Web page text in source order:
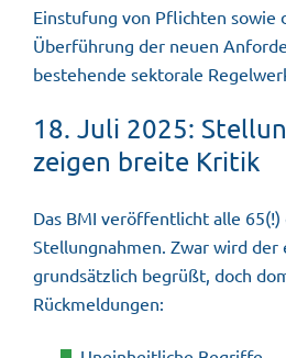
Einstufung von Pflichten sowie
Überführung der neuen
bestehende sektorale
18. Juli 2025:
zeigen breite Kritik
Das BMI veröffentlicht alle
Stellungnahmen. Zwar wird der
grundsätzlich begrüßt, doch
Rückmeldungen: